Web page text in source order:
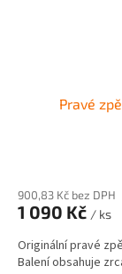
Pravé
900,83 Kč bez DPH
1 090 Kč / ks
Originální pravé
Balení obsahuje